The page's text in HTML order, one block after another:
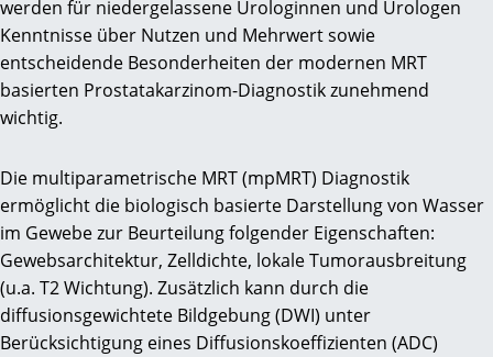
werden für niedergelassene Urologinnen und Urologen
Kenntnisse über Nutzen und Mehrwert sowie
entscheidende Besonderheiten der modernen MRT
basierten Prostatakarzinom-Diagnostik zunehmend
wichtig.
Die multiparametrische MRT (mpMRT) Diagnostik
ermöglicht die biologisch basierte Darstellung von Wasser
im Gewebe zur Beurteilung folgender Eigenschaften:
Gewebsarchitektur, Zelldichte, lokale Tumorausbreitung
(u.a. T2 Wichtung). Zusätzlich kann durch die
diffusionsgewichtete Bildgebung (DWI) unter
Berücksichtigung eines Diffusionskoeffizienten (ADC)